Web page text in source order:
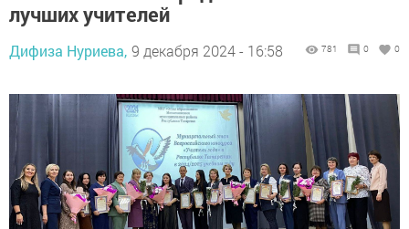
лучших учителей
Дифиза Нуриева, 9 декабря 2024 - 16:58 781 0 0